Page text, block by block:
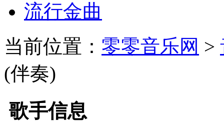
流行金曲
当前位置： 零零音乐网 >
(伴奏)
歌手信息